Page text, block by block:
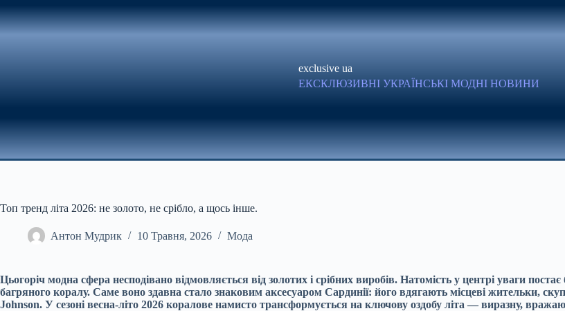
до
вмісту
exclusive ua
ЕКСКЛЮЗИВНІ УКРАЇНСЬКІ МОДНІ НОВИНИ
Топ тренд літа 2026: не золото, не срібло, а щось інше.
Антон Мудрик 10 Травня, 2026 Мода
Цьогоріч модна сфера несподівано відмовляється від золотих і срібних виробів. Натомість у центрі уваги
багряного коралу. Саме воно здавна стало знаковим аксесуаром Сардинії: його вдягають місцеві жительки,
Johnson. У сезоні весна-літо 2026 коралове намисто трансформується на ключову оздобу літа — виразну,